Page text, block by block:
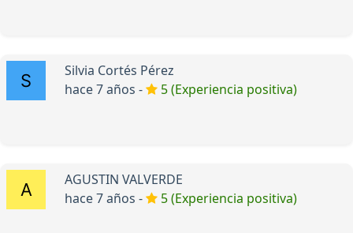
Silvia Cortés Pérez
hace 7 años -
5 (Experiencia positiva)
AGUSTIN VALVERDE
hace 7 años -
5 (Experiencia positiva)